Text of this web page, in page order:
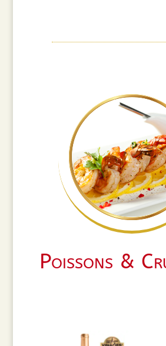
Poissons &